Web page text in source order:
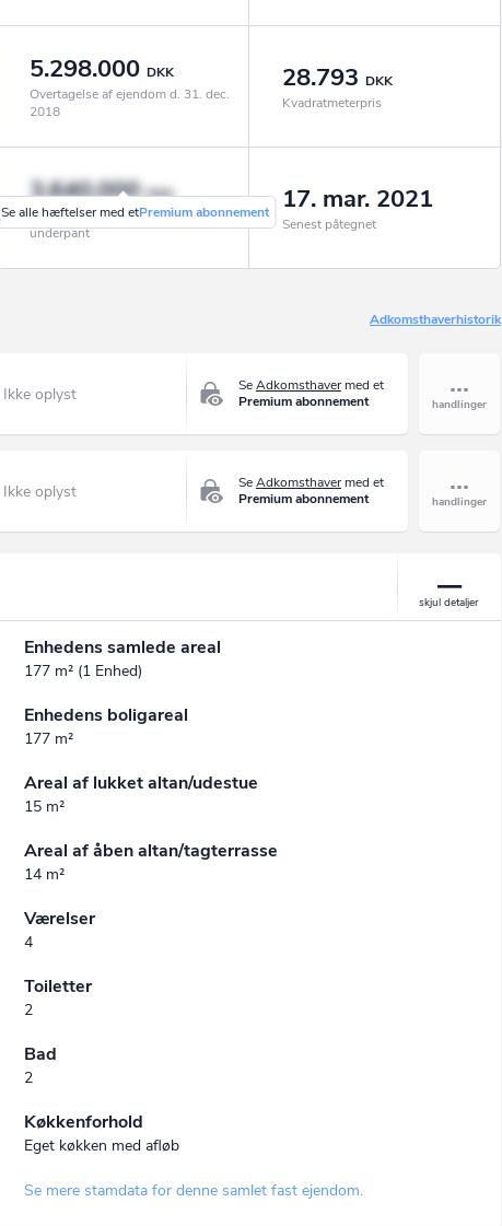
5.298.000 DKK
Overtagelse af ejendom d. 31. dec.
2018
28.793 DKK
Kvadratmeterpris
3.640.000DKK
Se alle hæftelser med etPremium abonnement
Realkredit, pantebreve og
underpant
17. mar. 2021
Senest påtegnet
Adkomsthaverhistorik
SeAdkomsthavermed et
Premium abonnement
Ikke oplyst
SeAdkomsthavermed et
Premium abonnement
Ikke oplyst
Enhedens samlede areal
177 m² (1 Enhed)
Enhedens boligareal
177 m²
Areal af lukket altan/udestue
15 m²
Areal af åben altan/tagterrasse
14 m²
Værelser
4
Toiletter
2
Bad
2
Køkkenforhold
Eget køkken med afløb
Se mere stamdata for denne samlet fast ejendom.